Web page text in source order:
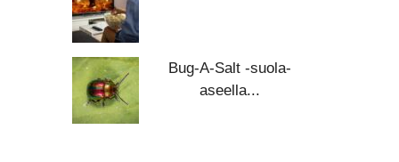
Bug-A-Salt -suola-
aseella...